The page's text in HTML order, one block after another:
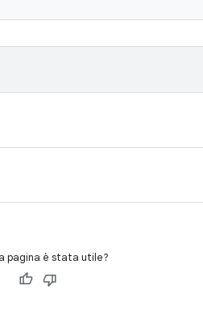
pagina è stata utile?